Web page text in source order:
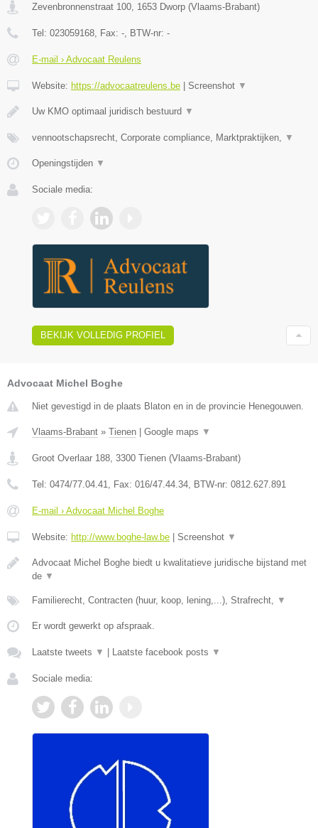
Zevenbronnenstraat 100 1653 Dworp (Vlaams-Brabant)
Tel: 023059168 , Fax: - , BTW-nr: -
E-mail › Advocaat Reulens
Website: https://advocaatreulens.be Screenshot ▼
Uw KMO optimaal juridisch bestuurd ▼
vennootschapsrecht, Corporate compliance, Marktpraktijken, ▼
Openingstijden ▼
Sociale media:
BEKIJK VOLLEDIG PROFIEL
Advocaat Michel Boghe
Niet gevestigd in de plaats Blaton en in de provincie Henegouwen.
Vlaams-Brabant » Tienen Google maps ▼
Groot Overlaar 188, 3300 Tienen (Vlaams-Brabant)
Tel: 0474/77.04.41, Fax: 016/47.44.34, BTW-nr: ​0812.627.891
E-mail › Advocaat Michel Boghe
Website: http://www.boghe-law.be Screenshot ▼
Advocaat Michel Boghe biedt u kwalitatieve juridische bijstand met
de ▼
Familierecht, Contracten (huur, koop, lening,...), Strafrecht, ▼
Er wordt gewerkt op afspraak.
Laatste tweets ▼ Laatste facebook posts ▼
Sociale media: